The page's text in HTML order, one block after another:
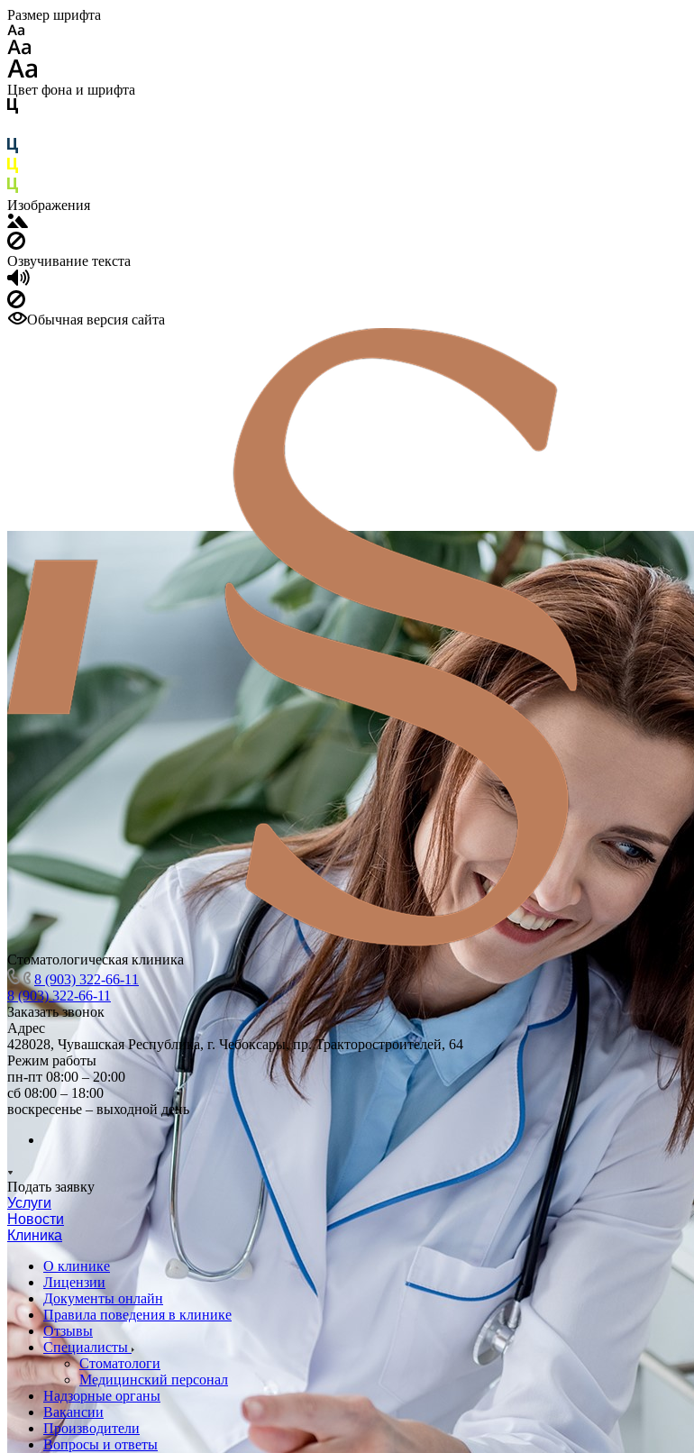
Размер шрифта
Цвет фона и шрифта
Изображения
Озвучивание текста
Обычная версия сайта
Стоматологическая клиника
8 (903) 322-66-11
8 (903) 322-66-11
Заказать звонок
Адрес
428028, Чувашская Республика, г. Чебоксары, пр. Тракторостроителей, 64
Режим работы
пн-пт 08:00 – 20:00
сб 08:00 – 18:00
воскресенье – выходной день
Подать заявку
Услуги
Новости
Клиника
О клинике
Лицензии
Документы онлайн
Правила поведения в клинике
Отзывы
Специалисты
Стоматологи
Медицинский персонал
Надзорные органы
Вакансии
Производители
Вопросы и ответы